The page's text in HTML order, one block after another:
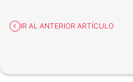
IR AL ANTERIOR ARTÍCULO